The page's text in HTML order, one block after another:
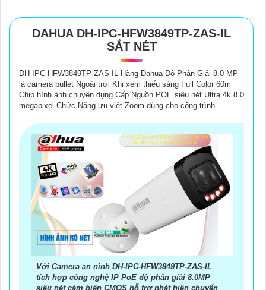
DAHUA DH-IPC-HFW3849TP-ZAS-IL
SẮT NÉT
DH-IPC-HFW3849TP-ZAS-IL Hãng Dahua Độ Phân Giải 8.0 MP
là camera bullet Ngoài trời Khi xem thiếu sáng Full Color 60m
Chip hình ảnh chuyên dụng Cấp Nguồn POE siêu nét Ultra 4k 8.0
megapixel Chức Năng ưu việt Zoom dùng cho công trình
Với Camera an ninh DH-IPC-HFW3849TP-ZAS-IL
tích hợp công nghệ IP PoE độ phân giải 8.0MP
siêu nét cảm biến CMOS hỗ trợ phát hiện chuyển